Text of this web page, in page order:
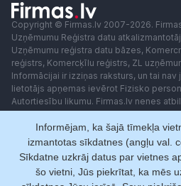
Copyright © Firmas.lv 2007-2026.
Uzņēmumu Reģistra datu
Uzņēmumu reģistra datu bāzes,
reģistrs, Komercķīlu reģistrs, ZL
Informācijai ir izziņas raksturs, un tai
lietotājs apņemas ievērot Fizisko
Autortiesību likumu. Firmas.lv nenes
lēmumiem, kas balstīti uz saņemto
izmantot jebkādas automatizētas
piekļuvei sistēmai bez rakstiskas
redaktore: Ingūna Pempere.
Lietošanas noteikumi
Privātuma politika
Informējam, ka šajā tīmekļa
izmantotas sīkdatnes (angļu val.
Sīkdatne uzkrāj datus par vietnes
šo vietni, Jūs piekrītat, ka mēs